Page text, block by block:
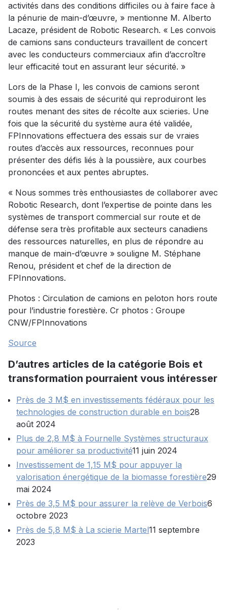
activités dans des conditions difficiles ou à faire face à
la pénurie de main-d’œuvre, » mentionne M. Alberto
Lacaze, président de Robotic Research. « Les convois
de camions sans conducteurs travaillent de concert
avec les conducteurs commerciaux afin d’accroître
leur efficacité tout en assurant leur sécurité. »
Lors de la Phase I, les convois de camions seront
soumis à des essais de sécurité qui reproduiront les
routes menant des sites de récolte aux scieries. Une
fois que la sécurité du système aura été validée,
FPInnovations effectuera des essais sur de vraies
routes d’accès aux ressources, reconnues pour
présenter des défis liés à la poussière, aux courbes
prononcées et aux pentes abruptes.
« Nous sommes très enthousiastes de collaborer avec
Robotic Research, dont l’expertise de pointe dans les
systèmes de transport commercial sur route et de
défense sera très profitable aux secteurs canadiens
des ressources naturelles, en plus de répondre au
manque de main-d’œuvre » souligne M. Stéphane
Renou, président et chef de la direction de
FPInnovations.
Photos : Circulation de camions en peloton hors route
pour l’industrie forestière. Cr photos : Groupe
CNW/FPInnovations
Source
D’autres articles de la catégorie Bois et
transformation pourraient vous intéresser
Près de 3 M$ en investissements fédéraux pour les
technologies de construction durable en bois28
août 2024
Plus de 2,8 M$ à Fournelle Systèmes structuraux
pour améliorer sa productivité11 juin 2024
Investissement de 1,15 M$ pour appuyer la
valorisation énergétique de la biomasse forestière29
mai 2024
Près de 3,5 M$ pour assurer la relève de Verbois6
octobre 2023
Près de 5,8 M$ à La scierie Martel11 septembre
2023